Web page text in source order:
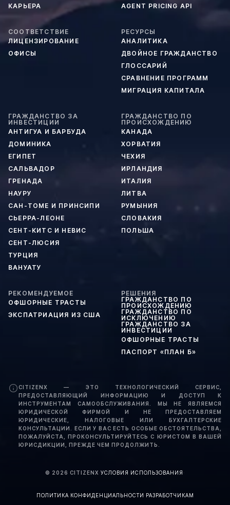
КАРЬЕРА
AGENT PRICING API
СООТВЕТСТВИЕ
ЛИЦЕНЗИРОВАНИЕ
ОФИСЫ
РЕСУРСЫ
АНАЛИТИКА
ДВОЙНОЕ ГРАЖДАНСТВО
ГЛОССАРИЙ
СРАВНЕНИЕ ПРОГРАММ
МИГРАЦИЯ КАПИТАЛА
ГРАЖДАНСТВО ЗА
ИНВЕСТИЦИИ
АНТИГУА И БАРБУДА
ДОМИНИКА
ЕГИПЕТ
САЛЬВАДОР
ГРЕНАДА
НАУРУ
САН-ТОМЕ И ПРИНСИПИ
СЬЕРРА-ЛЕОНЕ
СЕНТ-КИТС И НЕВИС
СЕНТ-ЛЮСИЯ
ТУРЦИЯ
ВАНУАТУ
ГРАЖДАНСТВО ПО
ПРОИСХОЖДЕНИЮ
КАНАДА
ХОРВАТИЯ
ЧЕХИЯ
ИРЛАНДИЯ
ИТАЛИЯ
ЛИТВА
РУМЫНИЯ
СЛОВАКИЯ
ПОЛЬША
РЕКОМЕНДУЕМОЕ
ОФШОРНЫЕ ТРАСТЫ
ЭКСПАТРИАЦИЯ ИЗ США
РЕШЕНИЯ
ГРАЖДАНСТВО ПО
ПРОИСХОЖДЕНИЮ
ГРАЖДАНСТВО ПО
ИСКЛЮЧЕНИЮ
ГРАЖДАНСТВО ЗА
ИНВЕСТИЦИИ
ОФШОРНЫЕ ТРАСТЫ
ПАСПОРТ «ПЛАН Б»
CITIZENX — ЭТО ТЕХНОЛОГИЧЕСКИЙ СЕРВИС,
ПРЕДОСТАВЛЯЮЩИЙ ИНФОРМАЦИЮ И ДОСТУП К
ИНСТРУМЕНТАМ САМООБСЛУЖИВАНИЯ. МЫ НЕ ЯВЛЯЕМСЯ
ЮРИДИЧЕСКОЙ ФИРМОЙ И НЕ ПРЕДОСТАВЛЯЕМ
ЮРИДИЧЕСКИЕ, НАЛОГОВЫЕ ИЛИ БУХГАЛТЕРСКИЕ
КОНСУЛЬТАЦИИ. ЕСЛИ У ВАС ЕСТЬ ОСОБЫЕ ОБСТОЯТЕЛЬСТВА,
ПОЖАЛУЙСТА, ПРОКОНСУЛЬТИРУЙТЕСЬ С ЮРИСТОМ В ВАШЕЙ
ЮРИСДИКЦИИ, ПРЕЖДЕ ЧЕМ ПРОДОЛЖИТЬ.
© 2026 CITIZENX ·УСЛОВИЯ ИСПОЛЬЗОВАНИЯ ·
ПОЛИТИКА КОНФИДЕНЦИАЛЬНОСТИ ·РАЗРАБОТЧИКАМ